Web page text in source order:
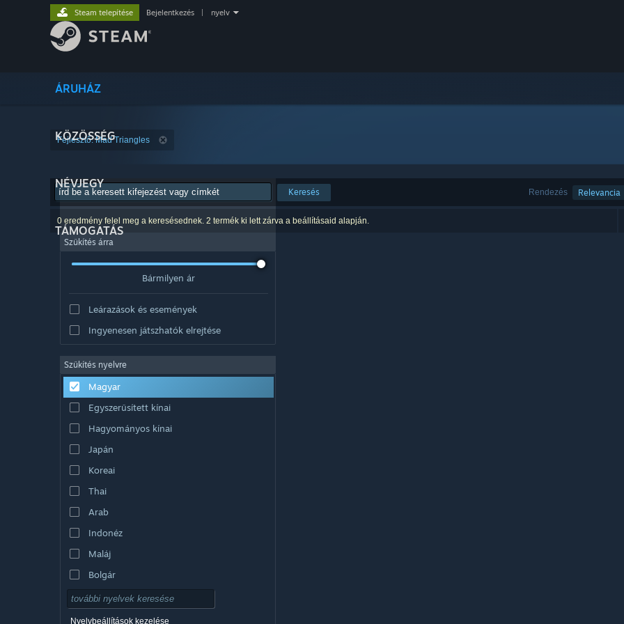
ÁRUHÁZ
KÖZÖSSÉG
NÉVJEGY
TÁMOGATÁS
Steam telepítése Bejelentkezés nyelv
Fejlesztő: Mad Triangles
Rendezés Relevancia
Keresés
0 eredmény felel meg a keresésednek. 2 termék ki lett zárva a beállításaid alapján.
Szűkítés árra
Bármilyen ár
Leárazások és események
Ingyenesen játszhatók elrejtése
Szűkítés nyelvre
Magyar
Egyszerűsített kínai
Hagyományos kínai
Japán
Koreai
Thai
Arab
Indonéz
Maláj
Bolgár
Cseh
Dán
Nyelvbeállítások kezelése